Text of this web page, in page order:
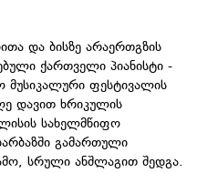
და ბისზე არაერთგზის
ქართველი პიანისტი -
ფესტივალის
დავით ხრიკულის
სახელმწიფო
გამართული
სრული ანშლაგით შედგა.